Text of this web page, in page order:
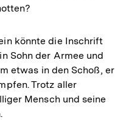
könnte die Inschrift
Sohn der Armee und
etwas in den Schoß, er
Trotz aller
Mensch und seine